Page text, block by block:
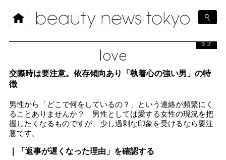
love
ラブ
交際時は要注意。依存傾向あり「執着心の強い男」の特
徴
男性から「どこで何をしているの？」という連絡が頻繁にく
ることありませんか？ 男性としては愛する女性の現況を把
握したくなるものですが、少し過剰な印象を受けるなら要注
意です。
｜「返事が遅くなった理由」を確認する